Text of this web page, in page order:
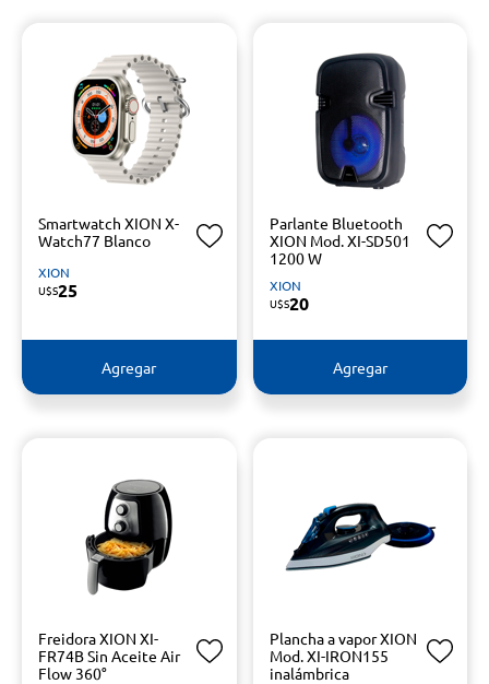
Smartwatch XION X-
Watch77 Blanco
XION
U$S25
Agregar
Parlante Bluetooth
XION Mod. XI-SD501
1200 W
XION
U$S20
Agregar
Freidora XION XI-
FR74B Sin Aceite Air
Flow 360°
Plancha a vapor XION
Mod. XI-IRON155
inalámbrica